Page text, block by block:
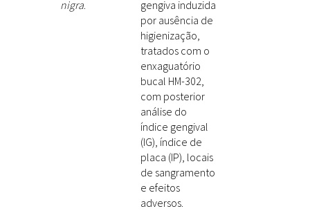
nigra.
gengiva induzida
por ausência de
higienização,
tratados com o
enxaguatório
bucal HM-302,
com posterior
análise do
índice gengival
(IG), índice de
placa (IP), locais
de sangramento
e efeitos
adversos.